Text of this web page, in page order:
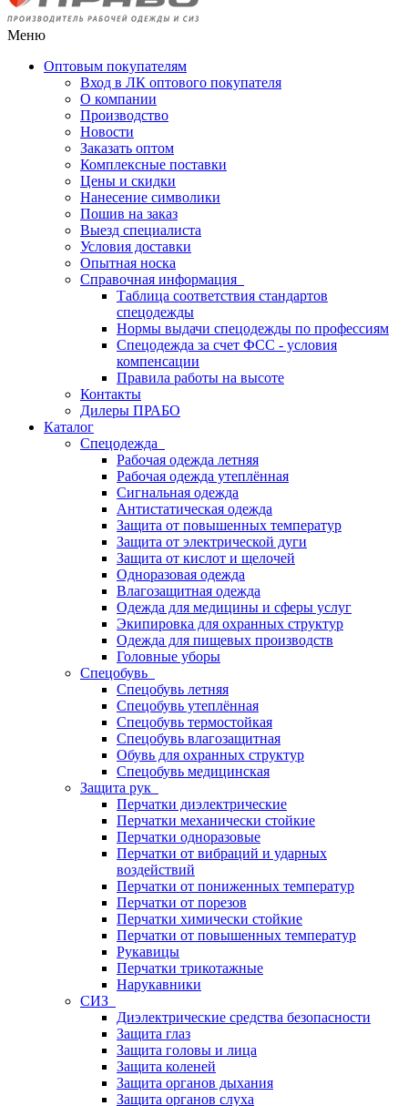
Меню
Оптовым покупателям
Вход в ЛК оптового покупателя
О компании
Производство
Новости
Заказать оптом
Комплексные поставки
Цены и скидки
Нанесение символики
Пошив на заказ
Выезд специалиста
Условия доставки
Опытная носка
Справочная информация
Таблица соответствия стандартов
спецодежды
Нормы выдачи спецодежды по профессиям
Спецодежда за счет ФСС - условия
компенсации
Правила работы на высоте
Контакты
Дилеры ПРАБО
Каталог
Спецодежда
Рабочая одежда летняя
Рабочая одежда утеплённая
Сигнальная одежда
Антистатическая одежда
Защита от повышенных температур
Защита от электрической дуги
Защита от кислот и щелочей
Одноразовая одежда
Влагозащитная одежда
Одежда для медицины и сферы услуг
Экипировка для охранных структур
Одежда для пищевых производств
Головные уборы
Спецобувь
Спецобувь летняя
Спецобувь утеплённая
Спецобувь термостойкая
Спецобувь влагозащитная
Обувь для охранных структур
Спецобувь медицинская
Защита рук
Перчатки диэлектрические
Перчатки механически стойкие
Перчатки одноразовые
Перчатки от вибраций и ударных
воздействий
Перчатки от пониженных температур
Перчатки от порезов
Перчатки химически стойкие
Перчатки от повышенных температур
Рукавицы
Перчатки трикотажные
Нарукавники
СИЗ
Диэлектрические средства безопасности
Защита глаз
Защита головы и лица
Защита коленей
Защита органов дыхания
Защита органов слуха